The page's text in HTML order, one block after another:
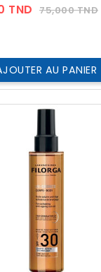
TND Prix
75,000 TND
AU PANIER